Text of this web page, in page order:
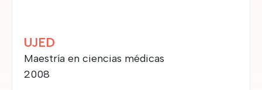
UJED
Maestría en ciencias médicas
2008